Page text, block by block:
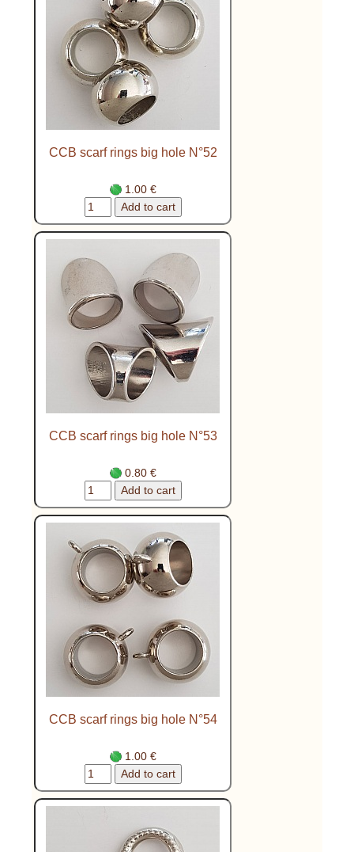
CCB scarf rings big hole N°52
1.00 €
CCB scarf rings big hole N°53
0.80 €
CCB scarf rings big hole N°54
1.00 €